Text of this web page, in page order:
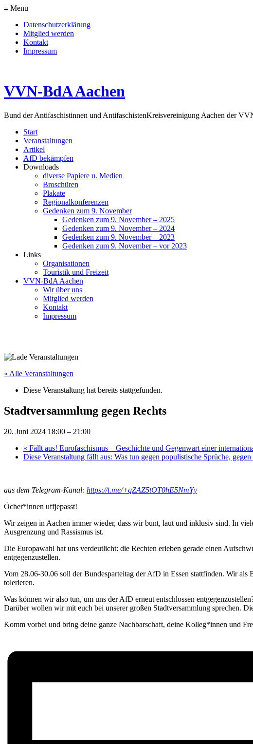
≡ Menu
Datenschutzerklärung
Mitglied werden
Kontakt
Impressum
VVN-BdA Aachen
Bund der Antifaschistinnen und AntifaschistenKreisvereinigung Aachen der
Start
Veranstaltungen
Artikel
AfD bekämpfen
Downloads
diverse Papiere u. Medien
Broschüren
Plakate
Regionalkonferenzen
Gedenken zum 9. November
Gedenken zum 9. November – 2025
Gedenken zum 9. November – 2024
Gedenken zum 9. November – 2023
Gedenken zum 9. November – vor 2023
Links
Organisationen
Touristik und Freizeit
VVN-BdA Aachen
Wir über uns
Mitglied werden
Kontakt
Impressum
« Alle Veranstaltungen
Diese Veranstaltung hat bereits stattgefunden.
Stadtversammlung gegen Rechts
20. Juni 2024 18:00 – 21:00
« Fällt aus! Eurofaschismus – Geschichte und Gegenwart einer
Diese Veranstaltung fällt aus: Was tun gegen populistische Sprüche,
aus dem Telegram-Kanal: https://t.me/+qZAZ5tOT0hE5NmYy
Öcher*innen uffjepasst!
Wir zeigen in Aachen immer wieder, dass wir bunt, laut und inklusiv sind. In
Ausgrenzung und Rassismus ist.
Die Europawahl hat uns verdeutlicht: die Rechten erleben gerade einen
entgegenzustellen.
Vom 28.06-30.06 soll der Bundesparteitag der AfD in Essen stattfinden. Wir
tolerieren.
Was können wir also tun, um uns der AfD erneut entschlossen
Darüber wollen wir mit euch bei unserer großen Stadtversammlung sprechen.
Komm vorbei und bring deine ganze Nachbarschaft, deine Kolleg*innen und